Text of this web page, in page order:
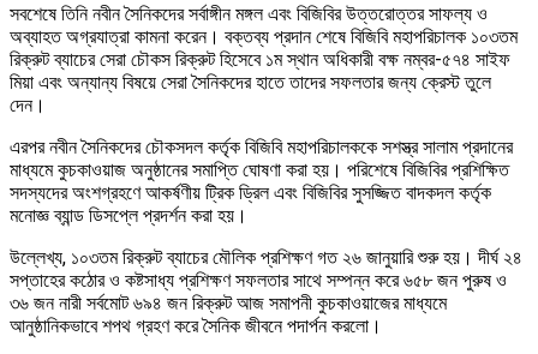
সবশেষে তিনি নবীন সৈনিকদের সর্বাঙ্গীন মঙ্গল এবং বিজিবির উত্তরোত্তর সাফল্য ও
অব্যাহত অগ্রযাত্রা কামনা করেন। বক্তব্য প্রদান শেষে বিজিবি মহাপরিচালক ১০৩তম
রিক্রুট ব্যাচের সেরা চৌকস রিক্রুট হিসেবে ১ম স্থান অধিকারী বক্ষ নম্বর-৫৭৪ সাইফ
মিয়া এবং অন্যান্য বিষয়ে সেরা সৈনিকদের হাতে তাদের সফলতার জন্য ক্রেস্ট তুলে
দেন।
এরপর নবীন সৈনিকদের চৌকসদল কর্তৃক বিজিবি মহাপরিচালককে সশস্ত্র সালাম প্রদানের
মাধ্যমে কুচকাওয়াজ অনুষ্ঠানের সমাপ্তি ঘোষণা করা হয়। পরিশেষে বিজিবির প্রশিক্ষিত
সদস্যদের অংশগ্রহণে আকর্ষণীয় ট্রিক ড্রিল এবং বিজিবির সুসজ্জিত বাদকদল কর্তৃক
মনোজ্ঞ ব্যান্ড ডিসপ্লে প্রদর্শন করা হয়।
উল্লেখ্য, ১০৩তম রিক্রুট ব্যাচের মৌলিক প্রশিক্ষণ গত ২৬ জানুয়ারি শুরু হয়। দীর্ঘ ২৪
সপ্তাহের কঠোর ও কষ্টসাধ্য প্রশিক্ষণ সফলতার সাথে সম্পন্ন করে ৬৫৮ জন পুরুষ ও
৩৬ জন নারী সর্বমোট ৬৯৪ জন রিক্রুট আজ সমাপনী কুচকাওয়াজের মাধ্যমে
আনুষ্ঠানিকভাবে শপথ গ্রহণ করে সৈনিক জীবনে পদার্পন করলো।